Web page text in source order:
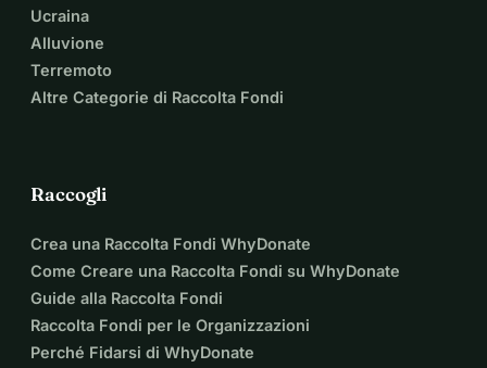
Ucraina
Alluvione
Terremoto
Altre Categorie di Raccolta Fondi
Raccogli
Crea una Raccolta Fondi WhyDonate
Come Creare una Raccolta Fondi su WhyDonate
Guide alla Raccolta Fondi
Raccolta Fondi per le Organizzazioni
Perché Fidarsi di WhyDonate